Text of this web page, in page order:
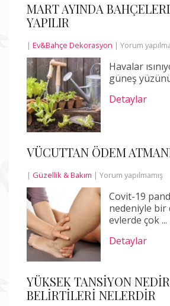
MART AYINDA
YAPILIR
| Ev&Bahçe Dekorasyon | Yorum
Havalar
güneş
Detaylar
VÜCUTTAN ÖDEM
| Güzellik & Bakım | Yorum yapılmamış
Covit-19
nedeniyle bir
evlerde çok ...
Detaylar
YÜKSEK TANSİYON
BELİRTİLERİ NELERDİR